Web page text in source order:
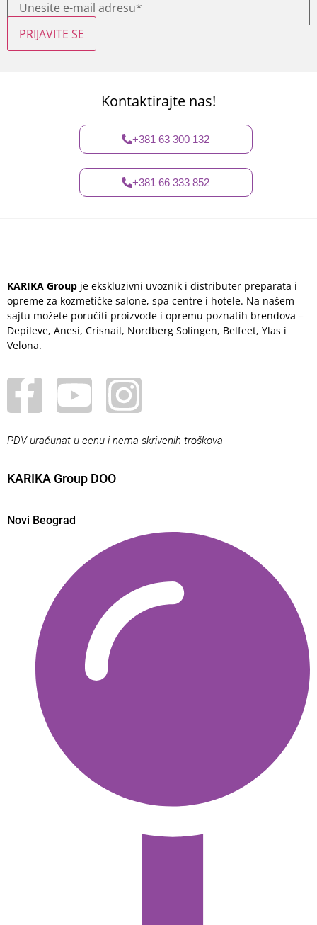
PRIJAVITE SE
Kontaktirajte nas!
+381 63 300 132
+381 66 333 852
KARIKA Group je ekskluzivni uvoznik i distributer preparata i
opreme za kozmetičke salone, spa centre i hotele. Na našem
sajtu možete poručiti proizvode i opremu poznatih brendova –
Depileve, Anesi, Crisnail, Nordberg Solingen, Belfeet, Ylas i
Velona.
PDV uračunat u cenu i nema skrivenih troškova
KARIKA Group DOO
Novi Beograd